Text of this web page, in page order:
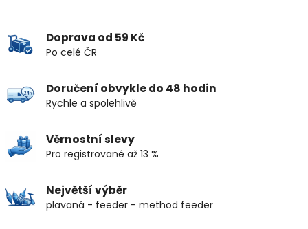
Doprava od 59 Kč
Po celé ČR
Doručení obvykle do 48 hodin
Rychle a spolehlivě
Věrnostní slevy
Pro registrované až 13 %
Největší výběr
plavaná - feeder - method feeder